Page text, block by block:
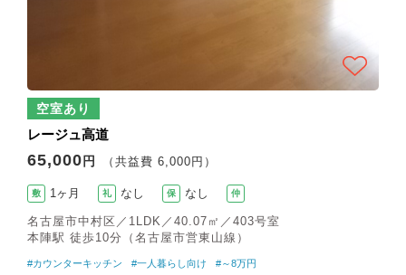
空室あり
レージュ高道
65,000 円 （共益費 6,000円）
敷 1ヶ月 礼 なし 保 なし 仲
名古屋市中村区／1LDK／40.07㎡／403号室
本陣駅 徒歩10分（名古屋市営東山線）
#カウンターキッチン #一人暮らし向け #～8万円